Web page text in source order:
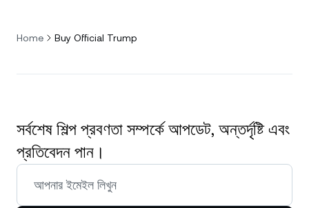
Home Buy Official Trump
সর্বশেষ শিল্প প্রবণতা সম্পর্কে আপডেট, অন্তর্দৃষ্টি এবং
প্রতিবেদন পান।